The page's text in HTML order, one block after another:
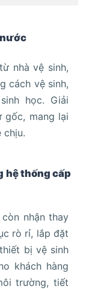
nhà vệ sinh,
cách vệ sinh,
học. Giải
gốc, mang lại
chịu.
hệ thống cấp
nhận thay
rò rỉ, lắp đặt
bị vệ sinh
khách hàng
trường, tiết